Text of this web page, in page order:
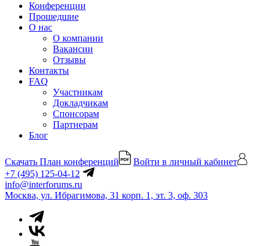
Конференции
Прошедшие
О нас
О компании
Вакансии
Отзывы
Контакты
FAQ
Участникам
Докладчикам
Спонсорам
Партнерам
Блог
Скачать План конференций
Войти в личный кабинет
+7 (495) 125-04-12
info@interforums.ru
Москва, ул. Ибрагимова, 31 корп. 1, эт. 3, оф. 303